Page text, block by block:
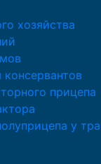
хозяйства
прицепа
у